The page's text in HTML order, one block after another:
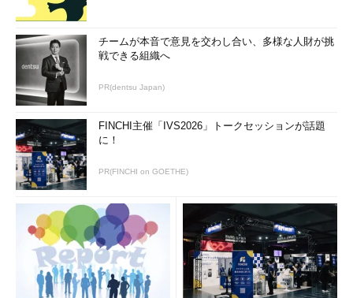
福利厚生が充実の大手企業を狙ってみ
る？viakwout
ジニアの求人の復活を背景に、転職によって課題を解決したITエ
ンジニアの成功事例を紹介します。
IT業界の転職市場、復活の今 転職から見た「ITエンジニア
の転機」
第1回「求人復活を背景に、中堅SIerにキャリアアップ転職 」
では、比較的小規模の企業から中堅SIerへの転職を希望し、成功
した2人の事例を取り上げ、成功要因や現在の転職市場の状況に
チームが本音で意見を交わし合い、多様な人財が挑
戦できる組織へ
PR(dentsu Japan)
FINCHI主催「IVS2026」トークセッションが話題
に！
PR(FINCHI on GOETHE)